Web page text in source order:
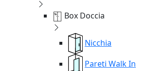
Box Doccia
Nicchia
Pareti Walk In